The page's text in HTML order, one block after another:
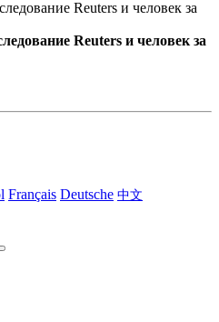
Reuters и человек за
Français Deutsche 中文